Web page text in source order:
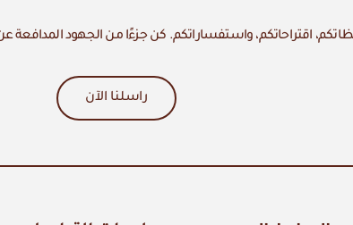
اقتراحاتكم، واستفساراتكم. كن جزءًا من الجهود
راسلنا الآن